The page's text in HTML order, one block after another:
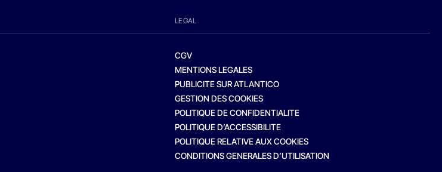
LEGAL
CGV
MENTIONS LEGALES
PUBLICITE SUR ATLANTICO
GESTION DES COOKIES
POLITIQUE DE CONFIDENTIALITE
POLITIQUE D’ACCESSIBILITE
POLITIQUE RELATIVE AUX COOKIES
CONDITIONS GENERALES D’UTILISATION